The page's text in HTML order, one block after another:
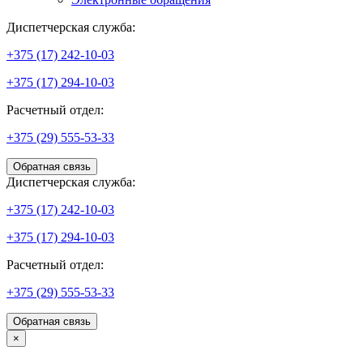
Диспетчерская служба:
+375 (17) 242-10-03
+375 (17) 294-10-03
Расчетный отдел:
+375 (29) 555-53-33
Обратная связь
Диспетчерская служба:
+375 (17) 242-10-03
+375 (17) 294-10-03
Расчетный отдел:
+375 (29) 555-53-33
Обратная связь
×